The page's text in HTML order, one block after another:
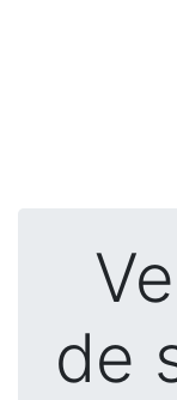
de